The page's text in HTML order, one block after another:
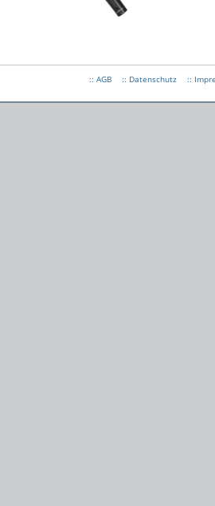
:: AGB :: Datenschutz ::